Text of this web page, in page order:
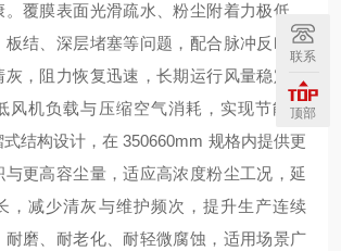
覆膜表面光滑疏水、粉尘附着力极低，
板结、深层堵塞等问题，配合脉冲反吹系
，阻力恢复迅速，长期运行风量稳定不
风机负载与压缩空气消耗，实现节能降
结构设计，在 350660mm 规格内提供更
与更高容尘量，适应高浓度粉尘工况，延
，减少清灰与维护频次，提升生产连续
耐磨、耐老化、耐轻微腐蚀，适用场景广
联系
顶部